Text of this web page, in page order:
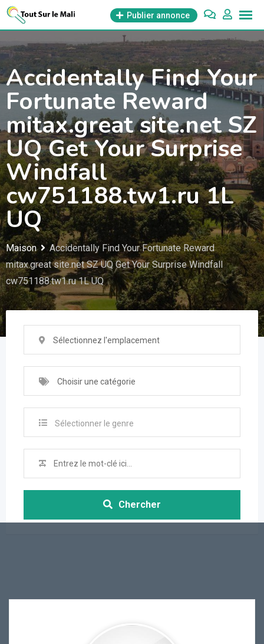
Aller
contenu
Publier annonce
Accidentally Find Your
Fortunate Reward
mitax.great site.net SZ
UQ Get Your Surprise
Windfall
cw751188.tw1.ru 1L
UQ
Maison
Accidentally Find Your Fortunate Reward
mitax.great site.net SZ UQ Get Your Surprise Windfall
cw751188.tw1.ru 1L UQ
Sélectionnez l'emplacement
Choisir une catégorie
Sélectionner le genre
Chercher